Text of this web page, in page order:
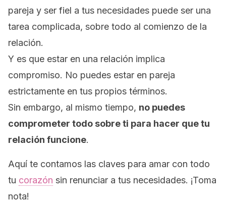
pareja y ser fiel a tus necesidades puede ser una
tarea complicada, sobre todo al comienzo de la
relación.
Y es que estar en una relación implica
compromiso. No puedes estar en pareja
estrictamente en tus propios términos.
Sin embargo, al mismo tiempo, no puedes
comprometer todo sobre ti para hacer que tu
relación funcione.
Aquí te contamos las claves para amar con todo
tu corazón sin renunciar a tus necesidades. ¡Toma
nota!